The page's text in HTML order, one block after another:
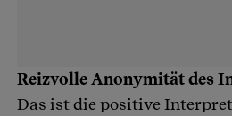
Reizvolle Anonymität des
Das ist die positive